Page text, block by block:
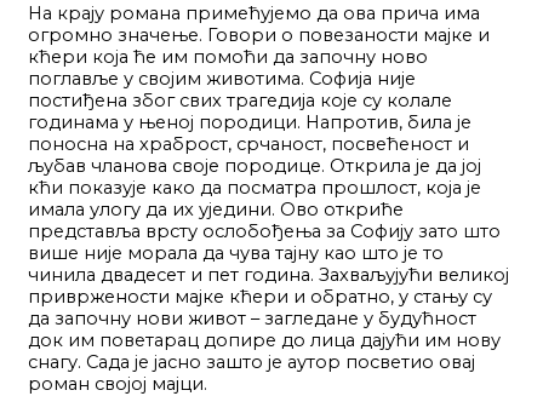
На крају романа примећујемо да ова прича има
огромно значење. Говори о повезаности мајке и
кћери која ће им помоћи да започну ново
поглавље у својим животима. Софија није
постиђена због свих трагедија које су колале
годинама у њеној породици. Напротив, била је
поносна на храброст, срчаност, посвећеност и
љубав чланова своје породице. Открила је да јој
кћи показује како да посматра прошлост, која је
имала улогу да их уједини. Ово откриће
представља врсту ослобођења за Софију зато што
више није морала да чува тајну као што је то
чинила двадесет и пет година. Захваљујући великој
привржености мајке кћери и обратно, у стању су
да започну нови живот – загледане у будућност
док им поветарац допире до лица дајући им нову
снагу. Сада је јасно зашто је аутор посветио овај
роман својој мајци.